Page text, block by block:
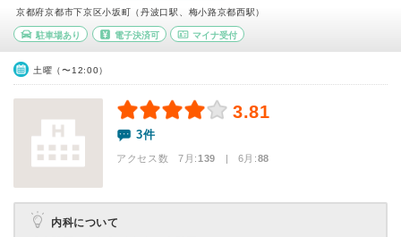
京都府京都市下京区小坂町（丹波口駅、梅小路京都西駅）
駐車場あり 電子決済可 マイナ受付
土曜（〜12:00）
3.81
3件
アクセス数 7月:139 | 6月:88
内科について